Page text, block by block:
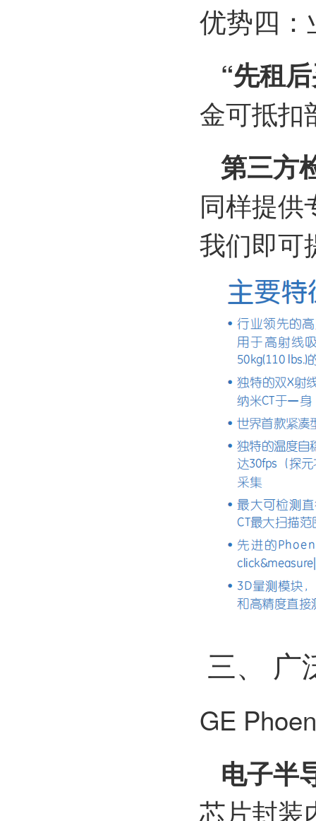
优势四
“先租
金可抵扣
第三方
同样提供
我们即可
三、 广
GE
电子半
芯片封装